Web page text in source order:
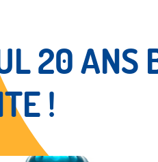
20 ANS
!